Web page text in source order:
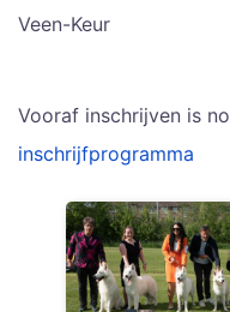
Veen-Keur
Vooraf inschrijven is
inschrijfprogramma